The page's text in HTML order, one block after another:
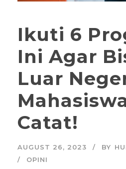
Ikuti 6
Ini Agar
Luar
Catat!
AUGUST 26, 2023 BY
OPINI